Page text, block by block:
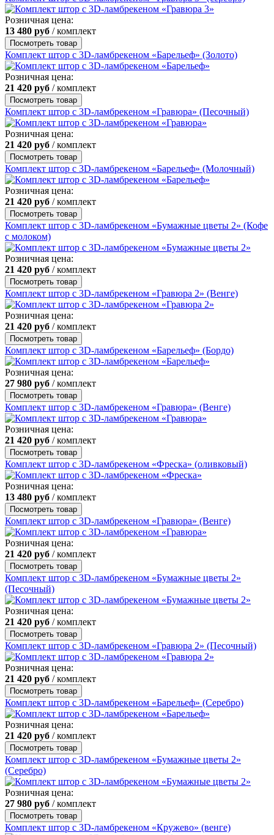
Розничная цена:
13 480 руб / комплект
Посмотреть товар
Комплект штор с 3D-ламбрекеном «Барельеф» (Золото)
Розничная цена:
21 420 руб / комплект
Посмотреть товар
Комплект штор с 3D-ламбрекеном «Гравюра» (Песочный)
Розничная цена:
21 420 руб / комплект
Посмотреть товар
Комплект штор с 3D-ламбрекеном «Барельеф» (Молочный)
Розничная цена:
21 420 руб / комплект
Посмотреть товар
Комплект штор с 3D-ламбрекеном «Бумажные цветы 2» (Кофе
с молоком)
Розничная цена:
21 420 руб / комплект
Посмотреть товар
Комплект штор с 3D-ламбрекеном «Гравюра 2» (Венге)
Розничная цена:
21 420 руб / комплект
Посмотреть товар
Комплект штор с 3D-ламбрекеном «Барельеф» (Бордо)
Розничная цена:
27 980 руб / комплект
Посмотреть товар
Комплект штор с 3D-ламбрекеном «Гравюра» (Венге)
Розничная цена:
21 420 руб / комплект
Посмотреть товар
Комплект штор с 3D-ламбрекеном «Фреска» (оливковый)
Розничная цена:
13 480 руб / комплект
Посмотреть товар
Комплект штор с 3D-ламбрекеном «Гравюра» (Венге)
Розничная цена:
21 420 руб / комплект
Посмотреть товар
Комплект штор с 3D-ламбрекеном «Бумажные цветы 2»
(Песочный)
Розничная цена:
21 420 руб / комплект
Посмотреть товар
Комплект штор с 3D-ламбрекеном «Гравюра 2» (Песочный)
Розничная цена:
21 420 руб / комплект
Посмотреть товар
Комплект штор с 3D-ламбрекеном «Барельеф» (Серебро)
Розничная цена:
21 420 руб / комплект
Посмотреть товар
Комплект штор с 3D-ламбрекеном «Бумажные цветы 2»
(Серебро)
Розничная цена:
27 980 руб / комплект
Посмотреть товар
Комплект штор с 3D-ламбрекеном «Кружево» (венге)